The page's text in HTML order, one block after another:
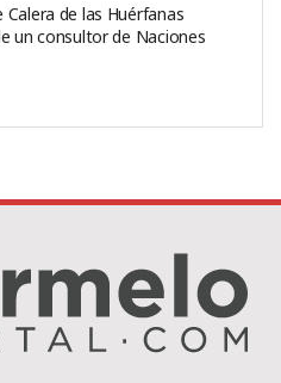
Calera de las Huérfanas
un consultor de Naciones